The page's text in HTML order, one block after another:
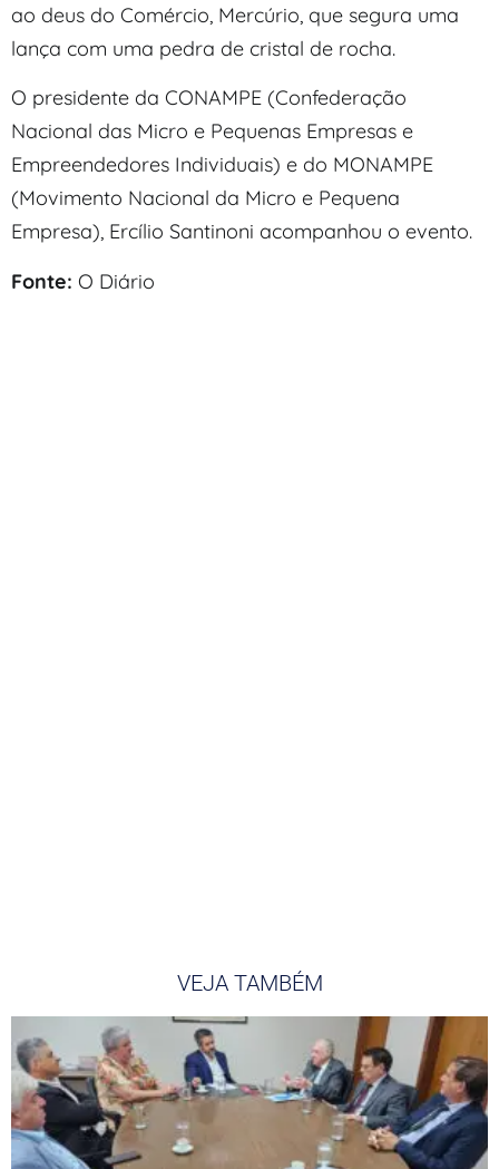
ao deus do Comércio, Mercúrio, que segura uma
lança com uma pedra de cristal de rocha.
O presidente da CONAMPE (Confederação
Nacional das Micro e Pequenas Empresas e
Empreendedores Individuais) e do MONAMPE
(Movimento Nacional da Micro e Pequena
Empresa), Ercílio Santinoni acompanhou o evento.
Fonte: O Diário
VEJA TAMBÉM